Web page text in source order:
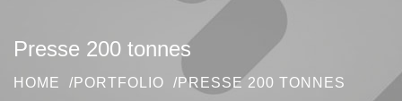
Presse 200 tonnes
HOME PORTFOLIO PRESSE 200 TONNES